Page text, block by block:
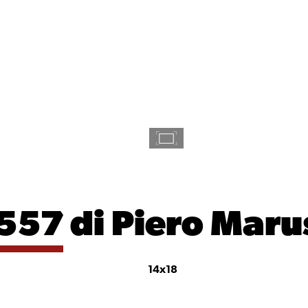
di Piero
14x18